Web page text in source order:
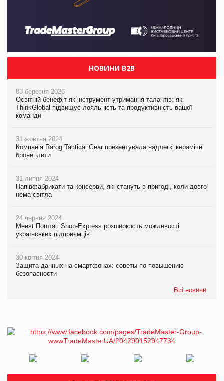
НОВИНИ B2B
03 березня 2026
Освітній бенефіт як інструмент утримання талантів: як
ThinkGlobal підвищує лояльність та продуктивність вашої
команди
31 жовтня 2024
Компанія Rarog Tactical Gear презентувала надлегкі керамічні
бронеплити
31 липня 2024
Напівфабрикати та консерви, які стануть в пригоді, коли довго
нема світла
24 червня 2024
Meest Пошта і Shop-Express розширюють можливості
українських підприємців
30 квітня 2024
Защита данных на смартфонах: советы по повышению
безопасности
Всі новини